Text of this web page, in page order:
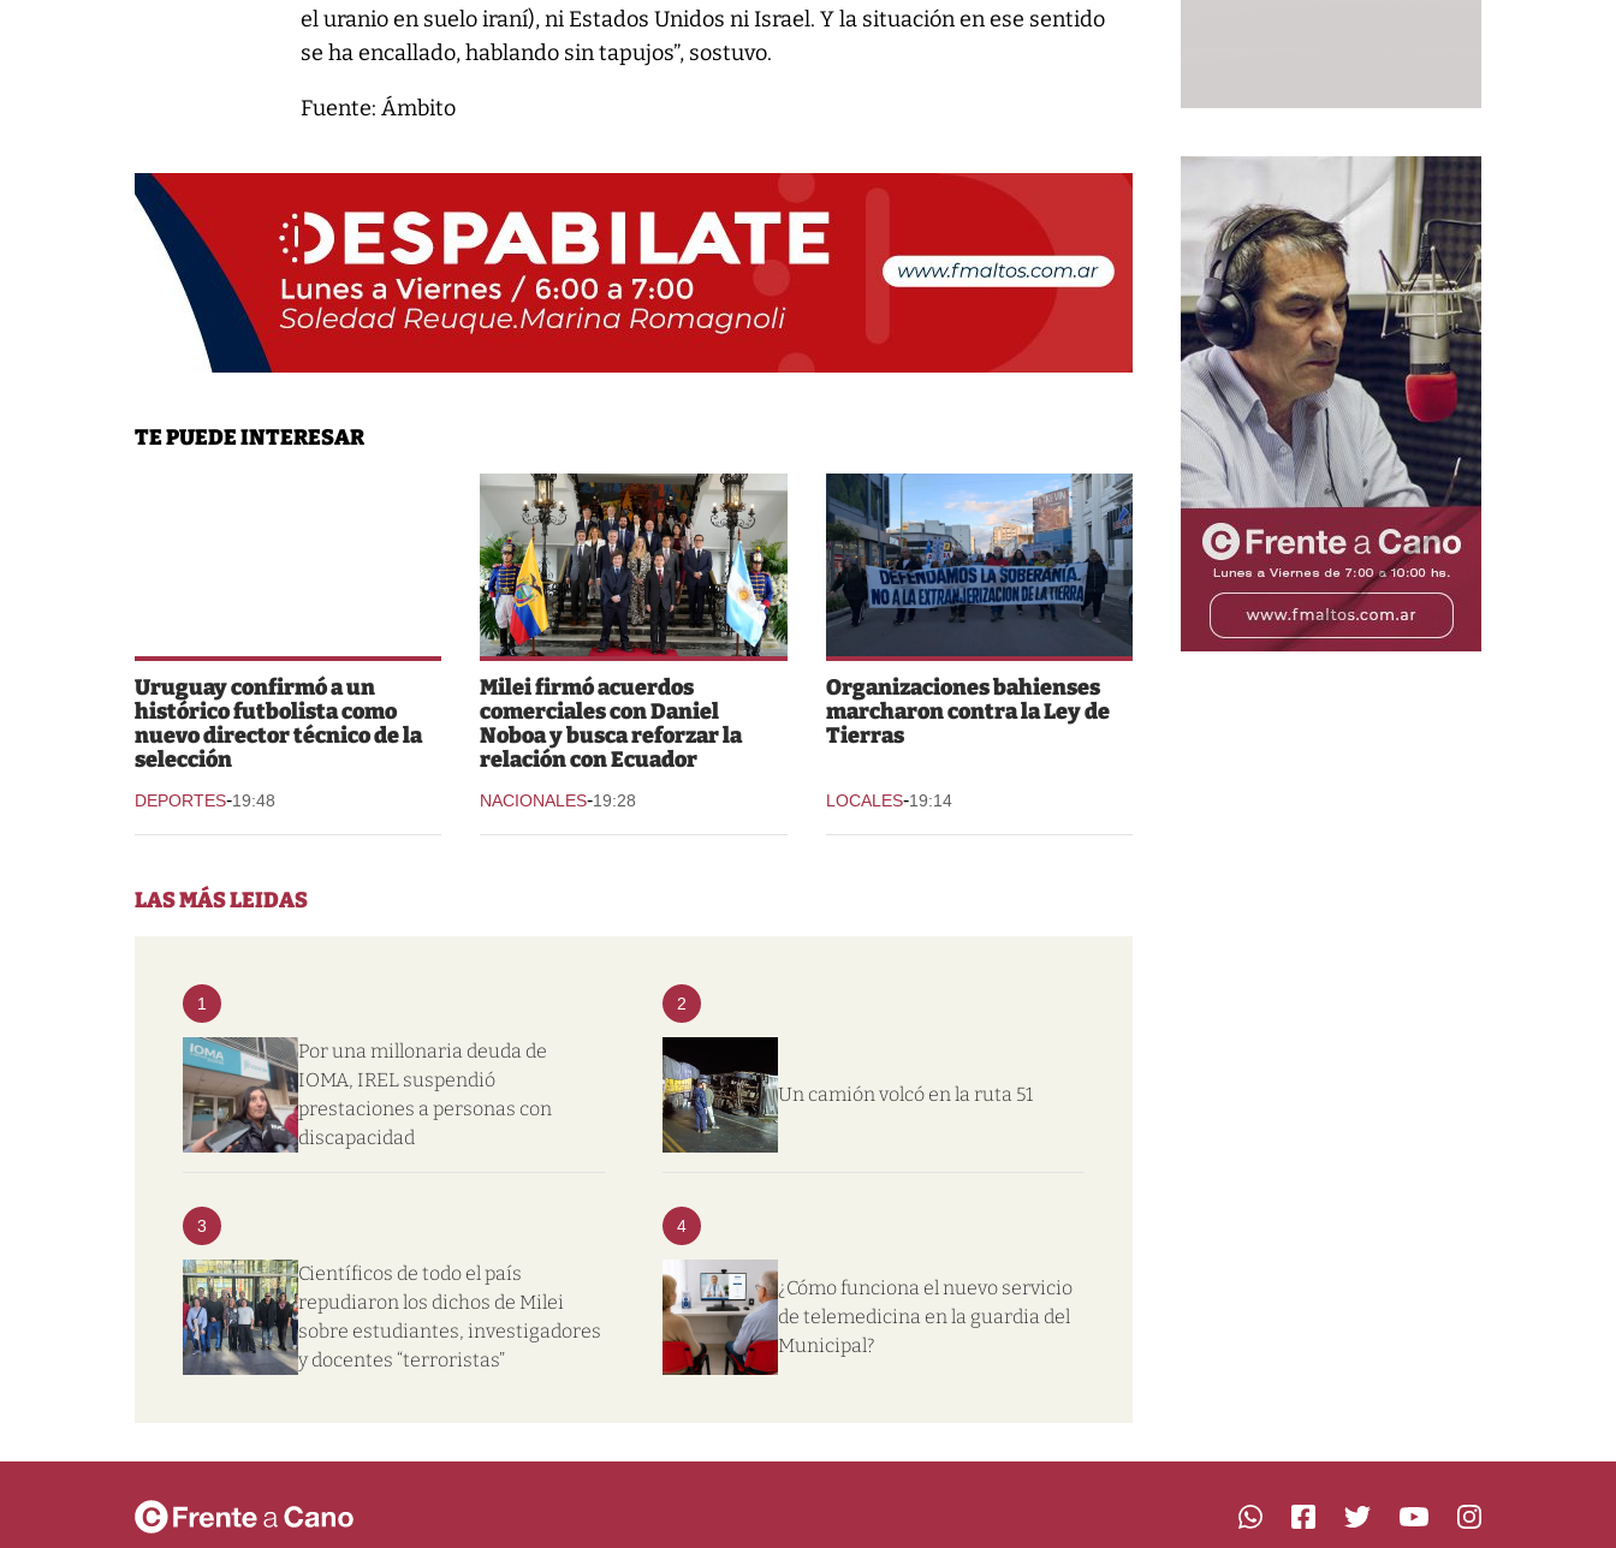
el uranio en suelo iraní), ni Estados Unidos ni Israel. Y la situación en ese sentido
se ha encallado, hablando sin tapujos”, sostuvo.
Fuente: Ámbito
TE PUEDE INTERESAR
Uruguay confirmó a un
histórico futbolista como
nuevo director técnico de la
selección
DEPORTES-19:48
Milei firmó acuerdos
comerciales con Daniel
Noboa y busca reforzar la
relación con Ecuador
NACIONALES-19:28
Organizaciones bahienses
marcharon contra la Ley de
Tierras
LOCALES-19:14
LAS MÁS LEIDAS
1
Por una millonaria deuda de
IOMA, IREL suspendió
prestaciones a personas con
discapacidad
2
Un camión volcó en la ruta 51
3
Científicos de todo el país
repudiaron los dichos de Milei
sobre estudiantes, investigadores
y docentes “terroristas”
4
¿Cómo funciona el nuevo servicio
de telemedicina en la guardia del
Municipal?